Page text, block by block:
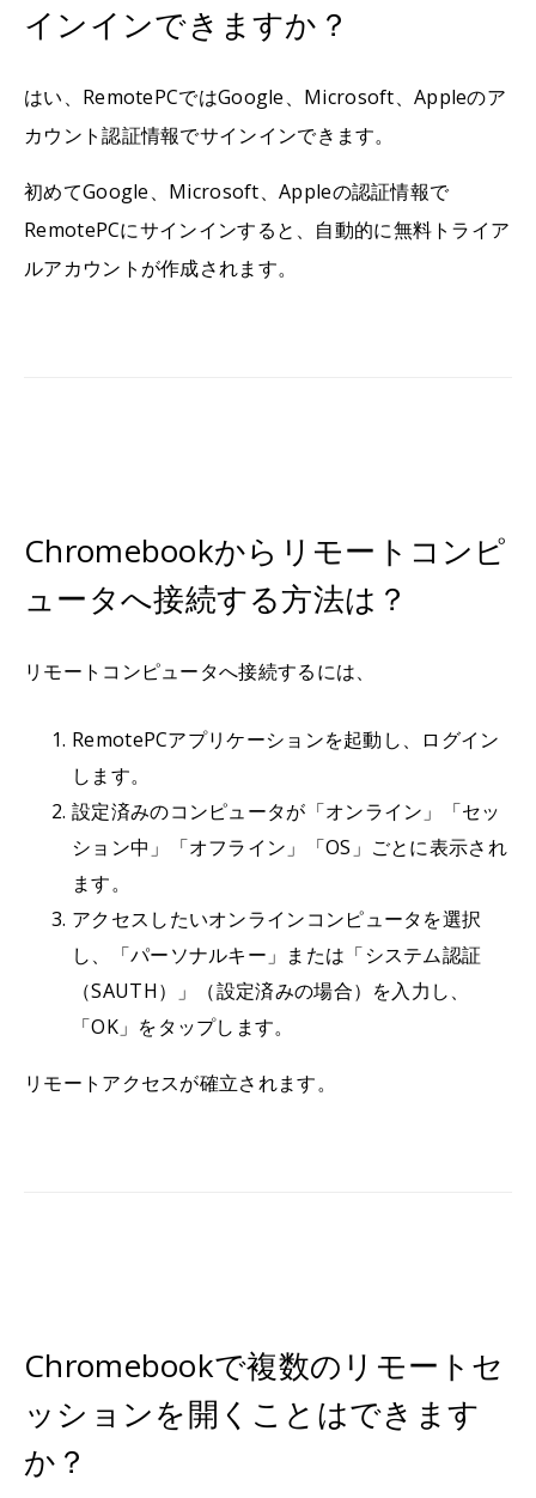
インインできますか？
はい、RemotePCではGoogle、Microsoft、Appleのア
カウント認証情報でサインインできます。
初めてGoogle、Microsoft、Appleの認証情報で
RemotePCにサインインすると、自動的に無料トライア
ルアカウントが作成されます。
Chromebookからリモートコンピ
ュータへ接続する方法は？
リモートコンピュータへ接続するには、
RemotePCアプリケーションを起動し、ログイン
します。
設定済みのコンピュータが「オンライン」「セッ
ション中」「オフライン」「OS」ごとに表示され
ます。
アクセスしたいオンラインコンピュータを選択
し、「パーソナルキー」または「システム認証
（SAUTH）」（設定済みの場合）を入力し、
「OK」をタップします。
リモートアクセスが確立されます。
Chromebookで複数のリモートセ
ッションを開くことはできます
か？